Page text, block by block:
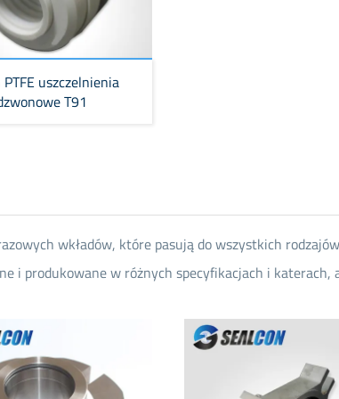
uszczelnienia
T91
wkładów, które pasują do wszystkich
i produkowane w różnych specyfikacjach i katerach,